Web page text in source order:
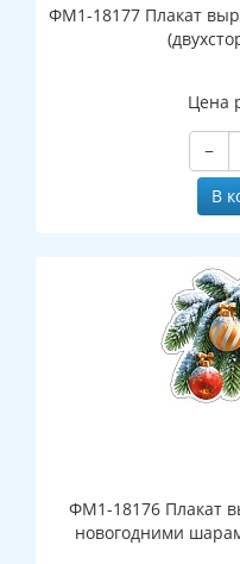
ФМ1-18177 Плакат
Цена
−
В
ФМ1-18176 Плакат
новогодними